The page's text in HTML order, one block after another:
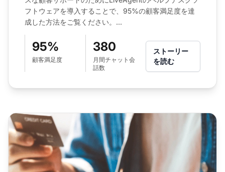
フトウェアを導入することで、95%の顧客満足度を達
成した方法をご覧ください。...
95%
顧客満足度
380
月間チャット会
話数
ストーリー
を読む